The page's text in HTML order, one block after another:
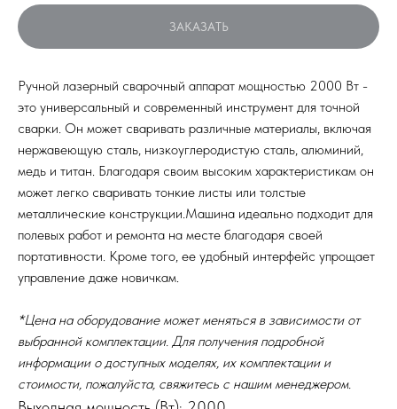
ЗАКАЗАТЬ
Ручной лазерный сварочный аппарат мощностью 2000 Вт -
это универсальный и современный инструмент для точной
сварки. Он может сваривать различные материалы, включая
нержавеющую сталь, низкоуглеродистую сталь, алюминий,
медь и титан. Благодаря своим высоким характеристикам он
может легко сваривать тонкие листы или толстые
металлические конструкции.Машина идеально подходит для
полевых работ и ремонта на месте благодаря своей
портативности. Кроме того, ее удобный интерфейс упрощает
управление даже новичкам.
*Цена на оборудование может меняться в зависимости от
выбранной комплектации. Для получения подробной
информации о доступных моделях, их комплектации и
стоимости, пожалуйста, свяжитесь с нашим менеджером.